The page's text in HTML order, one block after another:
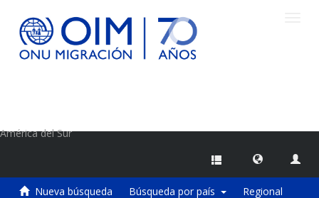
América del Sur
Nueva búsqueda Búsqueda por país Regional